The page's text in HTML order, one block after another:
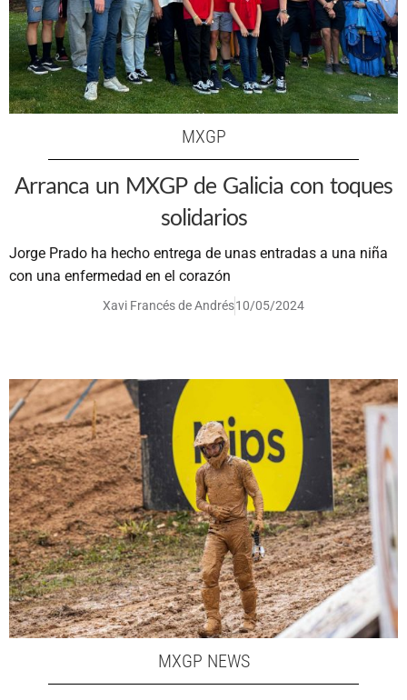
MXGP
Arranca un MXGP de Galicia con toques
solidarios
Jorge Prado ha hecho entrega de unas entradas a una niña
con una enfermedad en el corazón
Xavi Francés de Andrés10/05/2024
MXGP NEWS